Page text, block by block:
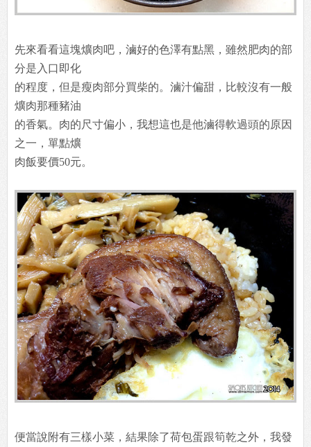
先來看看這塊爌肉吧，滷好的色澤有點黑，雖然肥肉的部
分是入口即化
的程度，但是瘦肉部分買柴的。滷汁偏甜，比較沒有一般
爌肉那種豬油
的香氣。肉的尺寸偏小，我想這也是他滷得軟過頭的原因
之一，單點爌
肉飯要價50元。
便當說附有三樣小菜，結果除了荷包蛋跟筍乾之外，我發